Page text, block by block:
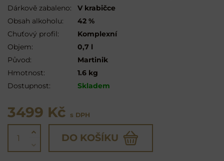
Dárkově zabaleno:
V krabičce
Obsah alkoholu:
42 %
Chuťový profil:
Komplexní
Objem:
0,7 l
Původ:
Martinik
Hmotnost:
1.6 kg
Dostupnost:
Skladem
3499 Kč s DPH
DO KOŠÍKU